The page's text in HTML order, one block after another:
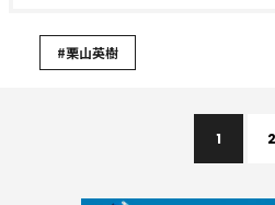
#栗山英樹
1 2